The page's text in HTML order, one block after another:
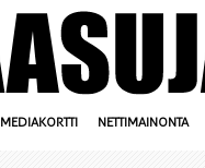
MEDIAKORTTI NETTIMAINONTA